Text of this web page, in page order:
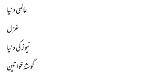
عالمی دنیا
غزل
نیوز کی دنیا
گوشۂ خواتین